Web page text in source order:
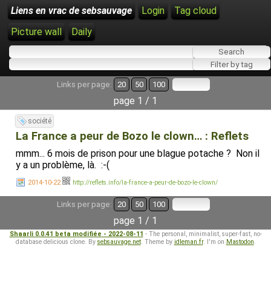
Liens en vrac de sebsauvage Login
Tag cloud
Picture wall
Daily
Links per page: 20 50 100
page 1 / 1
société
La France a peur de Bozo le clown… : Reflets
mmm... 6 mois de prison pour une blague potache ? Non il
y a un problème, là. :-(
2014-10-22 http://reflets.info/la-france-a-peur-de-bozo-le-clown/
Links per page: 20 50 100
page 1 / 1
Shaarli 0.0.41 beta modifiée - 2022-08-11 - The personal, minimalist, super-fast, no-
database delicious clone. By sebsauvage.net. Theme by idleman.fr. I'm on Mastodon.